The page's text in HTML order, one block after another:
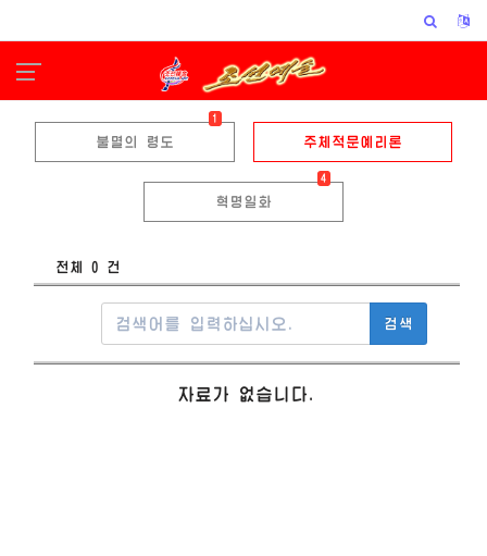
불멸의 령도
1
주체적문예리론
혁명일화
4
전체 0 건
검색
자료가 없습니다.